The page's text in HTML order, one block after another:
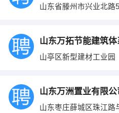
山东省滕州市兴业北路
山亭区新型建材工业园
山东万洲置业有限公
山东枣庄薛城区珠江路